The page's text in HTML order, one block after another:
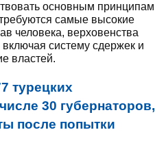
основным принципам
самые высокие
человека, верховенства
систему сдержек и
властей.
турецких
30 губернаторов,
после попытки